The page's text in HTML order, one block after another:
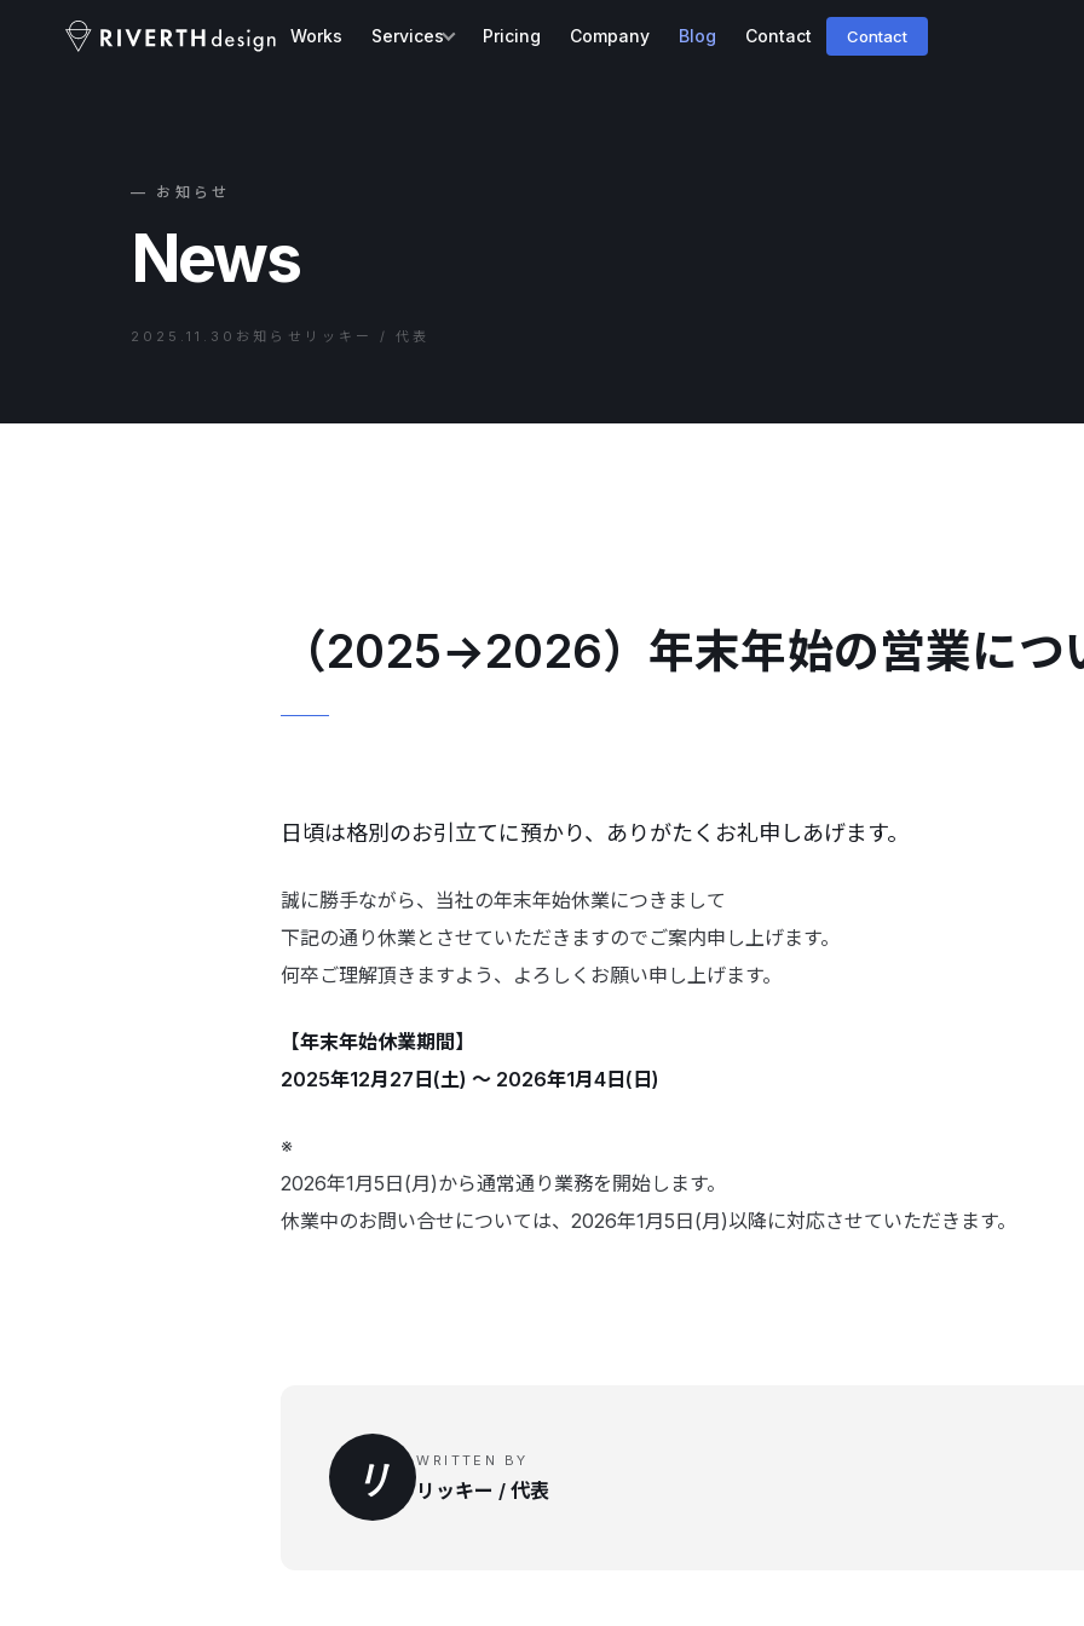
Works Services Pricing Company Blog Contact Contact
— お知らせ
News
2025.11.30 お知らせ リッキー / 代表
（2025→2026）年末年始の営業につ
日頃は格別のお引立てに預かり、ありがたくお礼申しあげます。
誠に勝手ながら、当社の年末年始休業につきまして
下記の通り休業とさせていただきますのでご案内申し上げます。
何卒ご理解頂きますよう、よろしくお願い申し上げます。
【年末年始休業期間】
2025年12月27日(土) 〜 2026年1月4日(日)
※
2026年1月5日(月)から通常通り業務を開始します。
休業中のお問い合せについては、2026年1月5日(月)以降に対応させていただきます。
リ WRITTEN BY
リッキー / 代表